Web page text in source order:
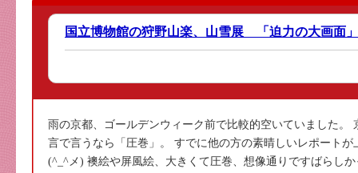
国立博物館の狩野山楽、山雪展 「迫力の大画面」
雨の京都、ゴールデンウィーク前で比較的空いていました。
言で言うなら「圧巻」。 すでに他の方の素晴しいレポート
(^_^メ) 襖絵や屏風絵、大きくて圧巻、想像通りですばらし